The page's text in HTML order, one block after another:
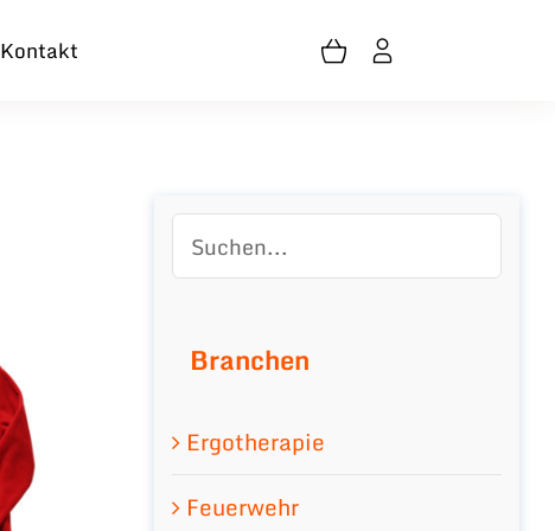
Kontakt
Branchen
Ergotherapie
Feuerwehr